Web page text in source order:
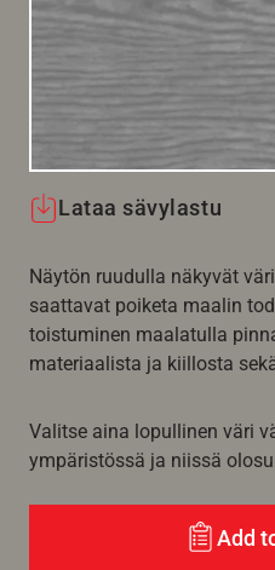
Lataa sävylastu
Näytön ruudulla näkyvät
saattavat poiketa maalin
toistuminen maalatulla
materiaalista ja kiillosta
Valitse aina lopullinen väri
ympäristössä ja niissä
Add